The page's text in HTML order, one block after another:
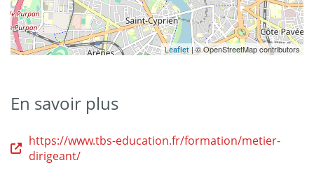
Leaflet| © OpenStreetMap contributors
En savoir plus
https://www.tbs-education.fr/formation/metier-
dirigeant/